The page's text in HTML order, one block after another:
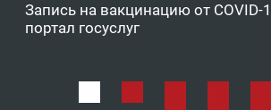
Запись на вакцинацию от COVID-
портал госуслуг